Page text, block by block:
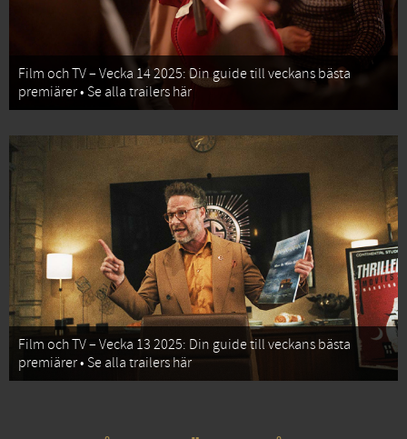
Film och TV – Vecka 14 2025: Din guide till veckans bästa
premiärer • Se alla trailers här
Film och TV – Vecka 13 2025: Din guide till veckans bästa
premiärer • Se alla trailers här